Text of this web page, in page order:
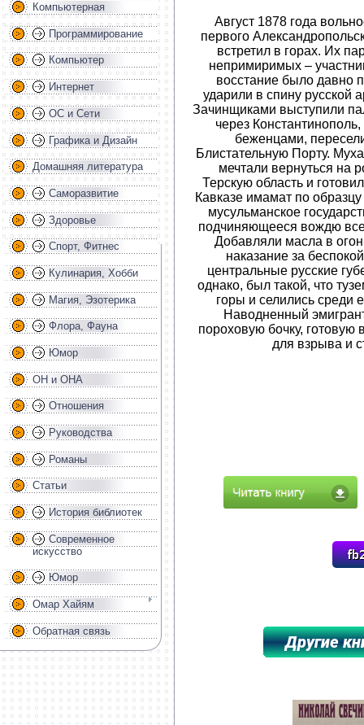
Компьютерная
Программирование
Компьютер
Интернет
ОС и Сети
Графика и Дизайн
Домашняя литература
Саморазвитие
Здоровье
Спорт, Фитнес
Кулинария, Хобби
Магия, Эзотерика
Флора, Фауна
Юмор
ОН и ОНА
Отношения
Руководства
Романы
Статьи
История библиотек
Современное
искусство
Юмор
Омар Хайям
Обратная связь
Август 1878 года
первого
встретил в горах. Их
непримиримых –
восстание было давно
ударили в спину русской
Зачинщиками выступили
через
беженцами,
Блистательную Порту.
мечтали вернуться на
Терскую область и
Кавказе имамат по
мусульманское
подчиняющееся вождю
Добавляли масла в
наказание за
центральные русские
однако, был такой, что
горы и селились среди
Наводненный
пороховую бочку,
для взрыва и